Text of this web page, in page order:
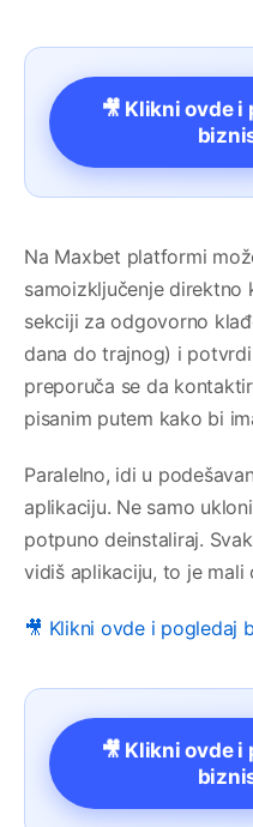
🎥 Klikni ovde
Na Maxbet platformi
samoizključenje
sekciji za odgovorno
dana do trajnog) i
preporuča se da
pisanim putem kako bi
Paralelno, idi u
aplikaciju. Ne samo
potpuno deinstaliraj.
vidiš aplikaciju, to je
🎥 Klikni ovde i pogledaj
🎥 Klikni ovde